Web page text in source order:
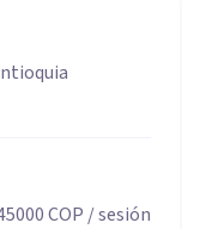
COP / sesión